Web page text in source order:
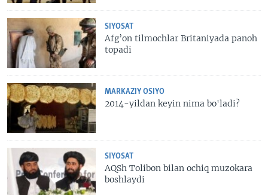
SIYOSAT
Afg’on tilmochlar Britaniyada panoh
topadi
MARKAZIY OSIYO
2014-yildan keyin nima bo'ladi?
SIYOSAT
AQSh Tolibon bilan ochiq muzokara
boshlaydi